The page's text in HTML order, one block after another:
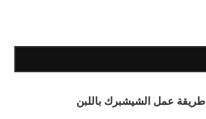
طريقة عمل الشيشبرك باللبن